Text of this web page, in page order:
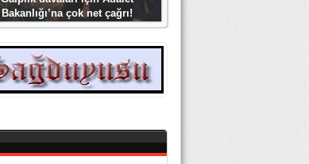
Bakanlığı’na çok net çağrı!